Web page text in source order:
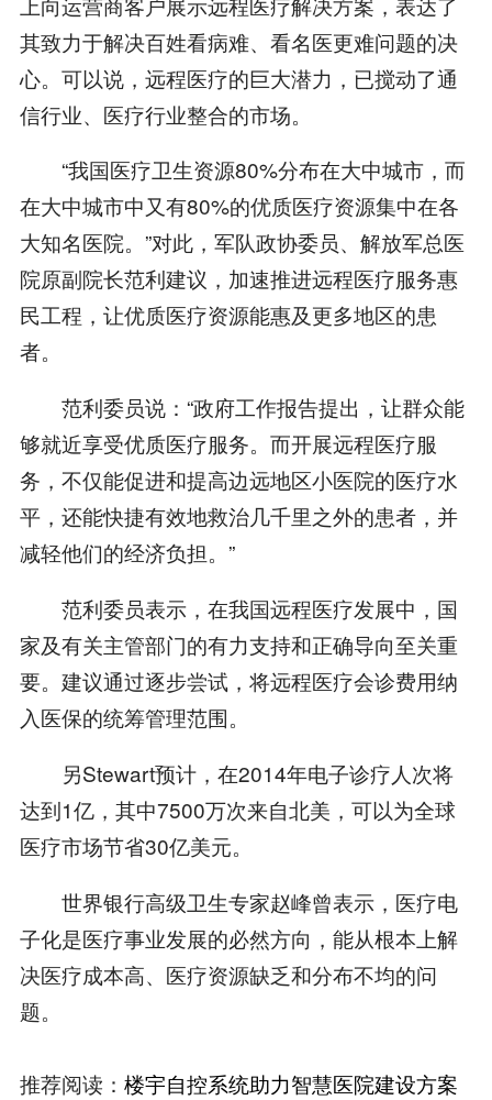
其致力于解决百姓看病难、看名医更难问题的决
心。可以说，远程医疗的巨大潜力，已搅动了通
信行业、医疗行业整合的市场。
“我国医疗卫生资源80%分布在大中城市，而
在大中城市中又有80%的优质医疗资源集中在各
大知名医院。”对此，军队政协委员、解放军总医
院原副院长范利建议，加速推进远程医疗服务惠
民工程，让优质医疗资源能惠及更多地区的患
者。
范利委员说：“政府工作报告提出，让群众能
够就近享受优质医疗服务。而开展远程医疗服
务，不仅能促进和提高边远地区小医院的医疗水
平，还能快捷有效地救治几千里之外的患者，并
减轻他们的经济负担。”
范利委员表示，在我国远程医疗发展中，国
家及有关主管部门的有力支持和正确导向至关重
要。建议通过逐步尝试，将远程医疗会诊费用纳
入医保的统筹管理范围。
另Stewart预计，在2014年电子诊疗人次将
达到1亿，其中7500万次来自北美，可以为全球
医疗市场节省30亿美元。
世界银行高级卫生专家赵峰曾表示，医疗电
子化是医疗事业发展的必然方向，能从根本上解
决医疗成本高、医疗资源缺乏和分布不均的问
题。
推荐阅读： 楼宇自控系统助力智慧医院建设方案